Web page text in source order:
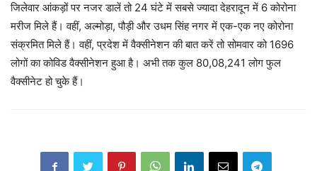
जिलेवार आंकड़ों पर नजर डालें तो 24 घंटे में सबसे ज्यादा देहरादून में 6 कोरोना
मरीज मिले हैं। वहीं, अल्मोड़ा, पौड़ी और उधम सिंह नगर में एक-एक नए कोरोना
संक्रमित मिले हैं। वहीं, प्रदेश में वैक्सीनेशन की बात करें तो सोमवार को 1696
लोगों का कोविड वैक्सीनेशन हुआ है। अभी तक कुल 80,08,241 लोग फुल
वैक्सीनेट हो चुके हैं।